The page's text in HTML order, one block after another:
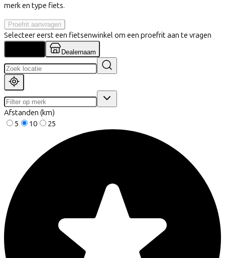
merk en type fiets.
Proefrit aanvragen
Selecteer eerst een fietsenwinkel om een proefrit aan te vragen
Dealernaam
Afstanden (km)
5
10 25